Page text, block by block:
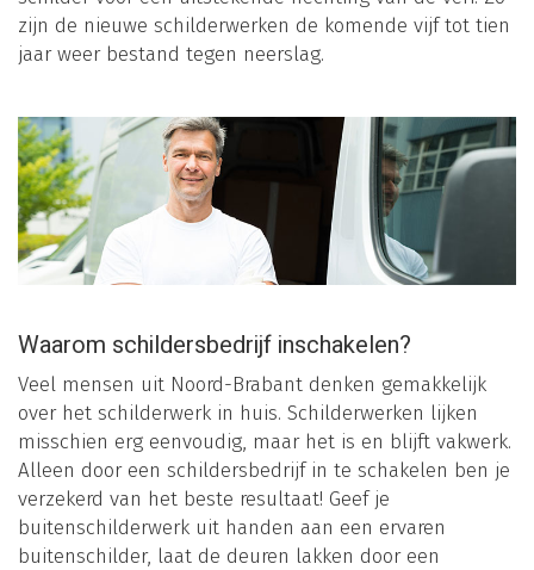
zijn de nieuwe schilderwerken de komende vijf tot tien
jaar weer bestand tegen neerslag.
Waarom schildersbedrijf inschakelen?
Veel mensen uit Noord-Brabant denken gemakkelijk
over het schilderwerk in huis. Schilderwerken lijken
misschien erg eenvoudig, maar het is en blijft vakwerk.
Alleen door een schildersbedrijf in te schakelen ben je
verzekerd van het beste resultaat! Geef je
buitenschilderwerk uit handen aan een ervaren
buitenschilder, laat de deuren lakken door een